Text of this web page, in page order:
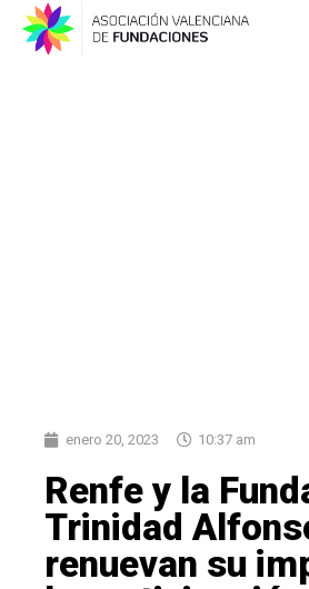
enero 20, 2023 10:37 am
Renfe y la
Trinidad
renuevan su